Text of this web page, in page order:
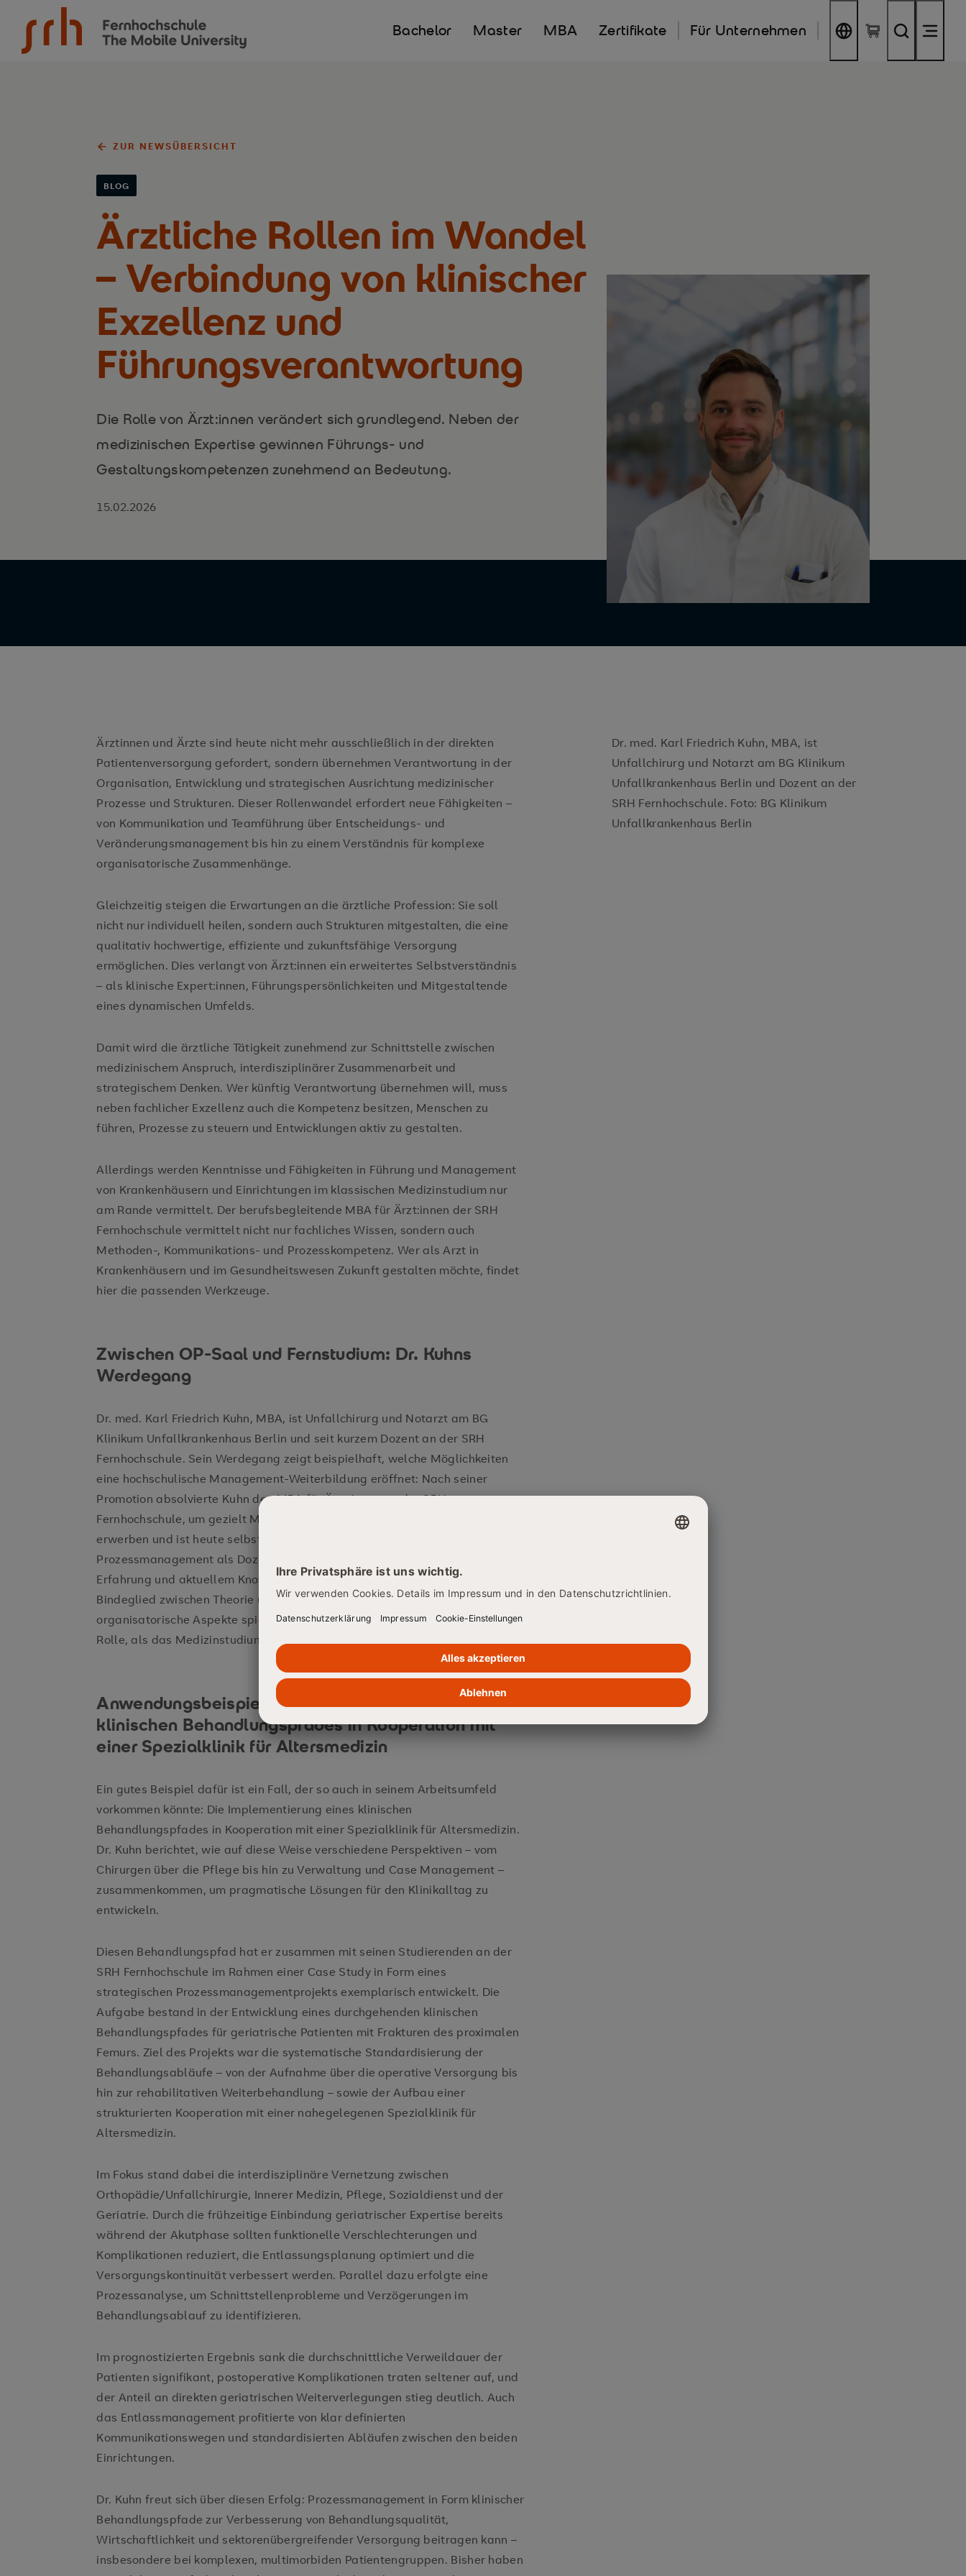
Bachelor Master MBA Zertifikate Für Unternehmen
ZUR NEWSÜBERSICHT
BLOG
Ärztliche Rollen im Wandel
– Verbindung von klinischer
Exzellenz und
Führungsverantwortung
Die Rolle von Ärzt:innen verändert sich grundlegend. Neben der
medizinischen Expertise gewinnen Führungs- und
Gestaltungskompetenzen zunehmend an Bedeutung.
15.02.2026
Ärztinnen und Ärzte sind heute nicht mehr ausschließlich in der direkten
Patientenversorgung gefordert, sondern übernehmen Verantwortung in der
Organisation, Entwicklung und strategischen Ausrichtung medizinischer
Prozesse und Strukturen. Dieser Rollenwandel erfordert neue Fähigkeiten –
von Kommunikation und Teamführung über Entscheidungs- und
Veränderungsmanagement bis hin zu einem Verständnis für komplexe
organisatorische Zusammenhänge.
Gleichzeitig steigen die Erwartungen an die ärztliche Profession: Sie soll
nicht nur individuell heilen, sondern auch Strukturen mitgestalten, die eine
qualitativ hochwertige, effiziente und zukunftsfähige Versorgung
ermöglichen. Dies verlangt von Ärzt:innen ein erweitertes Selbstverständnis
– als klinische Expert:innen, Führungspersönlichkeiten und Mitgestaltende
eines dynamischen Umfelds.
Damit wird die ärztliche Tätigkeit zunehmend zur Schnittstelle zwischen
medizinischem Anspruch, interdisziplinärer Zusammenarbeit und
strategischem Denken. Wer künftig Verantwortung übernehmen will, muss
neben fachlicher Exzellenz auch die Kompetenz besitzen, Menschen zu
führen, Prozesse zu steuern und Entwicklungen aktiv zu gestalten.
Allerdings werden Kenntnisse und Fähigkeiten in Führung und Management
von Krankenhäusern und Einrichtungen im klassischen Medizinstudium nur
am Rande vermittelt. Der berufsbegleitende MBA für Ärzt:innen der SRH
Fernhochschule vermittelt nicht nur fachliches Wissen, sondern auch
Methoden-, Kommunikations- und Prozesskompetenz. Wer als Arzt in
Krankenhäusern und im Gesundheitswesen Zukunft gestalten möchte, findet
hier die passenden Werkzeuge.
Zwischen OP-Saal und Fernstudium: Dr. Kuhns
Werdegang
Dr. med. Karl Friedrich Kuhn, MBA, ist Unfallchirurg und Notarzt am BG
Klinikum Unfallkrankenhaus Berlin und seit kurzem Dozent an der SRH
Fernhochschule. Sein Werdegang zeigt beispielhaft, welche Möglichkeiten
eine hochschulische Management-Weiterbildung eröffnet: Nach seiner
Promotion absolvierte Kuhn den MBA für Ärzt:innen an der SRH
Fernhochschule, um gezielt Management- und Führungskompetenzen zu
erwerben und ist heute selbst im Bereich Qualitäts- und
Prozessmanagement als Dozent aktiv. Die Verbindung aus klinischer
Erfahrung und aktuellem Know-how im Management macht ihn zum
Bindeglied zwischen Theorie und Praxis. „Wirtschaftliche und
organisatorische Aspekte spielen in der ärztlichen Praxis eine viel größere
Rolle, als das Medizinstudium suggeriert“, so Kuhn.
Anwendungsbeispiel: Implementierung eines
klinischen Behandlungspfades in Kooperation mit
einer Spezialklinik für Altersmedizin
Ein gutes Beispiel dafür ist ein Fall, der so auch in seinem Arbeitsumfeld
vorkommen könnte: Die Implementierung eines klinischen
Behandlungspfades in Kooperation mit einer Spezialklinik für Altersmedizin.
Dr. Kuhn berichtet, wie auf diese Weise verschiedene Perspektiven – vom
Chirurgen über die Pflege bis hin zu Verwaltung und Case Management –
zusammenkommen, um pragmatische Lösungen für den Klinikalltag zu
entwickeln.
Diesen Behandlungspfad hat er zusammen mit seinen Studierenden an der
SRH Fernhochschule im Rahmen einer Case Study in Form eines
strategischen Prozessmanagementprojekts exemplarisch entwickelt. Die
Aufgabe bestand in der Entwicklung eines durchgehenden klinischen
Behandlungspfades für geriatrische Patienten mit Frakturen des proximalen
Femurs. Ziel des Projekts war die systematische Standardisierung der
Behandlungsabläufe – von der Aufnahme über die operative Versorgung bis
hin zur rehabilitativen Weiterbehandlung – sowie der Aufbau einer
strukturierten Kooperation mit einer nahegelegenen Spezialklinik für
Altersmedizin.
Im Fokus stand dabei die interdisziplinäre Vernetzung zwischen
Orthopädie/Unfallchirurgie, Innerer Medizin, Pflege, Sozialdienst und der
Geriatrie. Durch die frühzeitige Einbindung geriatrischer Expertise bereits
während der Akutphase sollten funktionelle Verschlechterungen und
Komplikationen reduziert, die Entlassungsplanung optimiert und die
Versorgungskontinuität verbessert werden. Parallel dazu erfolgte eine
Prozessanalyse, um Schnittstellenprobleme und Verzögerungen im
Behandlungsablauf zu identifizieren.
Im prognostizierten Ergebnis sank die durchschnittliche Verweildauer der
Patienten signifikant, postoperative Komplikationen traten seltener auf, und
der Anteil an direkten geriatrischen Weiterverlegungen stieg deutlich. Auch
das Entlassmanagement profitierte von klar definierten
Kommunikationswegen und standardisierten Abläufen zwischen den beiden
Einrichtungen.
Dr. Kuhn freut sich über diesen Erfolg: Prozessmanagement in Form klinischer
Behandlungspfade zur Verbesserung von Behandlungsqualität,
Wirtschaftlichkeit und sektorenübergreifender Versorgung beitragen kann –
insbesondere bei komplexen, multimorbiden Patientengruppen. Bisher haben
Dr. med. Karl Friedrich Kuhn, MBA, ist
Unfallchirurg und Notarzt am BG Klinikum
Unfallkrankenhaus Berlin und Dozent an der
SRH Fernhochschule. Foto: BG Klinikum
Unfallkrankenhaus Berlin